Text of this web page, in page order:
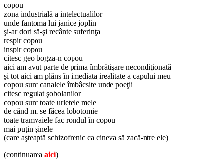
copou
zona industrială a intelectualilor
unde fantoma lui janice joplin
şi-ar dori să-şi recânte suferinţa
respir copou
inspir copou
citesc geo bogza-n copou
aici am avut parte de prima îmbrătişare necondiţionată
şi tot aici am plâns în imediata irealitate a capului meu
copou sunt canalele îmbâcsite unde poeţii
citesc regulat şobolanilor
copou sunt toate urletele mele
de când mi se făcea lobotomie
toate tramvaiele fac rondul în copou
mai puţin şinele
(care aşteaptă schizofrenic ca cineva să zacă-ntre ele)
(continuarea aici)